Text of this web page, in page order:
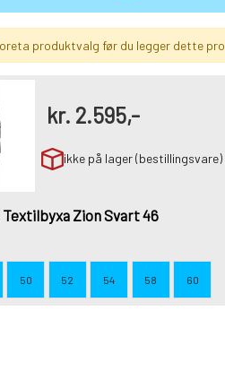
produktvalg før du legger dette
kr. 2.595,-
ikke på lager (bestillingsvare)
Zion Svart 46
50 52 54 58 60